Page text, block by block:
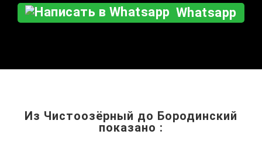
Whatsapp
Из Чистоозёрный до Бородинский
показано :